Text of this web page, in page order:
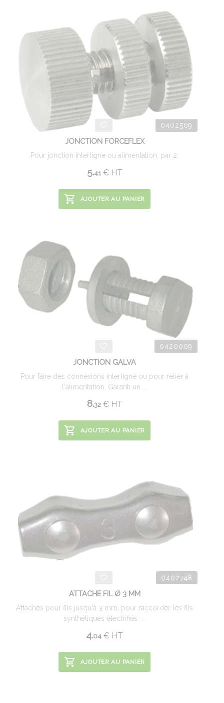
0402509
JONCTION FORCEFLEX
Pour jonction interligne ou alimentation, par 2.
5.41 €HT
AJOUTER AU PANIER
0420009
JONCTION GALVA
Pour faire des connexions interligne ou pour relier à
l'alimentation. Garanti un ...
8.32 €HT
AJOUTER AU PANIER
0402748
ATTACHE FIL Ø 3 MM
Attaches pour fils jusqu'à 3 mm, pour raccorder les fils
synthétiques électrifiés. ...
4.04 € HT
AJOUTER AU PANIER